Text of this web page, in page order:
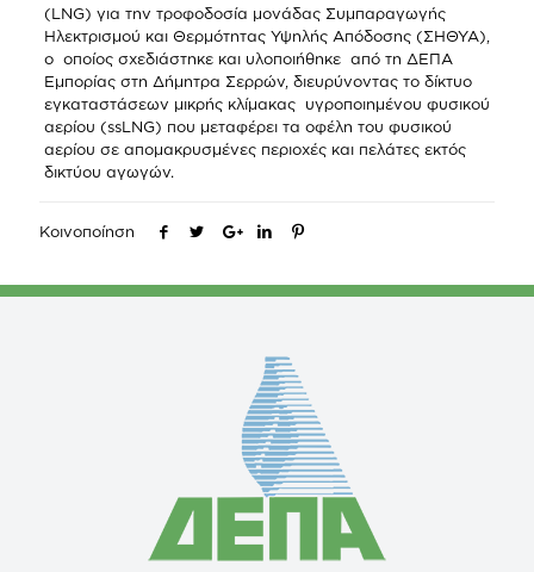
(LNG) για την τροφοδοσία μονάδας Συμπαραγωγής
Ηλεκτρισμού και Θερμότητας Υψηλής Απόδοσης (ΣΗΘΥΑ),
o οποίος σχεδιάστηκε και υλοποιήθηκε από τη ΔΕΠΑ
Εμπορίας στη Δήμητρα Σερρών, διευρύνοντας το δίκτυο
εγκαταστάσεων μικρής κλίμακας υγροποιημένου φυσικού
αερίου (ssLNG) που μεταφέρει τα οφέλη του φυσικού
αερίου σε απομακρυσμένες περιοχές και πελάτες εκτός
δικτύου αγωγών.
Κοινοποίηση